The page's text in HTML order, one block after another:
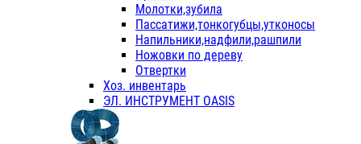
Молотки,зубила
Пассатижи,тонкогубцы,утконосы
Напильники,надфили,рашпили
Ножовки по дереву
Отвертки
Хоз. инвентарь
ЭЛ. ИНСТРУМЕНТ OASIS